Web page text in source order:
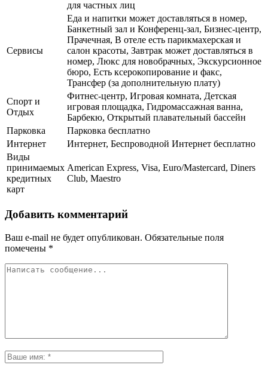
для частных лиц
Сервисы
Еда и напитки может доставляться в номер,
Банкетный зал и Конференц-зал, Бизнес-центр,
Прачечная, В отеле есть парикмахерская и
салон красоты, Завтрак может доставляться в
номер, Люкс для новобрачных, Экскурсионное
бюро, Есть ксерокопирование и факс,
Трансфер (за дополнительную плату)
Спорт и
Отдых
Фитнес-центр, Игровая комната, Детская
игровая площадка, Гидромассажная ванна,
Барбекю, Открытый плавательный бассейн
Парковка
Парковка бесплатно
Интернет
Интернет, Беспроводной Интернет бесплатно
Виды
принимаемых
кредитных
карт
American Express, Visa, Euro/Mastercard, Diners
Club, Maestro
Добавить комментарий
Ваш e-mail не будет опубликован. Обязательные поля
помечены *